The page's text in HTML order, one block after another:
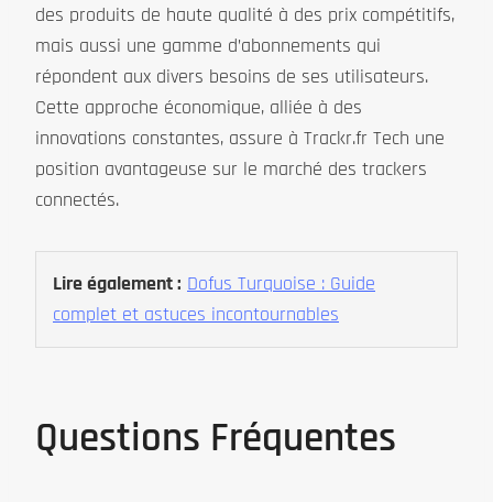
des produits de haute qualité à des prix compétitifs,
mais aussi une gamme d’abonnements qui
répondent aux divers besoins de ses utilisateurs.
Cette approche économique, alliée à des
innovations constantes, assure à Trackr.fr Tech une
position avantageuse sur le marché des trackers
connectés.
Lire également : Dofus Turquoise : Guide
complet et astuces incontournables
Questions Fréquentes